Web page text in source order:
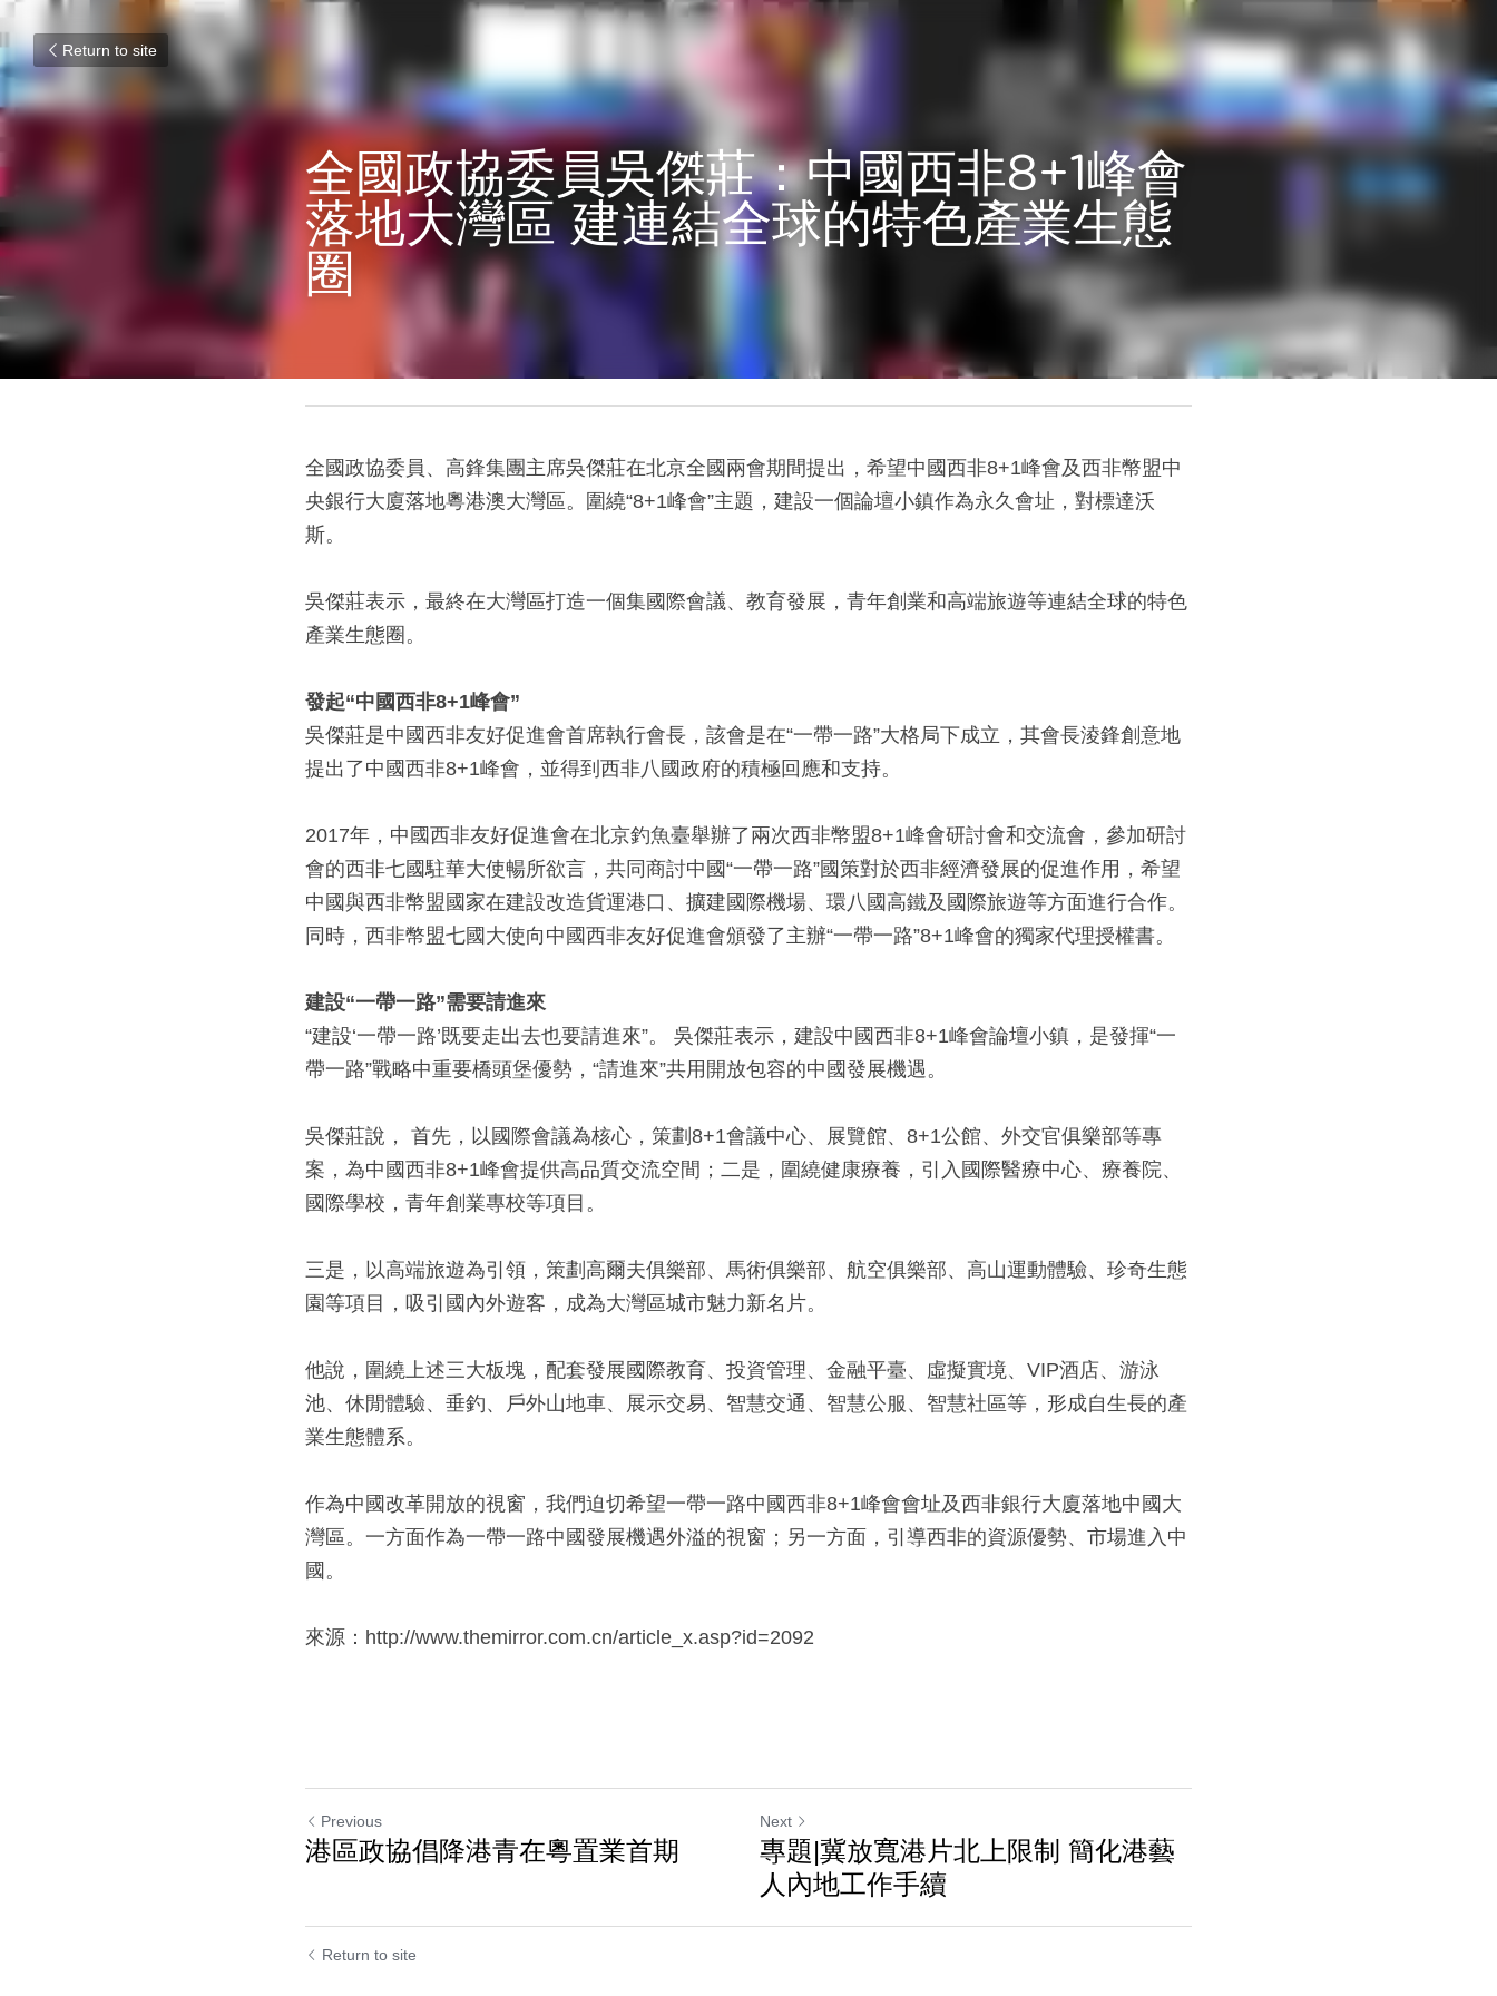
Return to site
全國政協委員吳傑莊：中國西非8+1峰會
落地大灣區 建連結全球的特色產業生態
圈
全國政協委員、高鋒集團主席吳傑莊在北京全國兩會期間提出，希望中國西非8+1峰會及西非幣盟中
央銀行大廈落地粵港澳大灣區。圍繞“8+1峰會”主題，建設一個論壇小鎮作為永久會址，對標達沃
斯。
吳傑莊表示，最終在大灣區打造一個集國際會議、教育發展，青年創業和高端旅遊等連結全球的特色
產業生態圈。
發起 中國西非8+1峰會
吳傑莊是中國西非友好促進會首席執行會長，該會是在“一帶一路”大格局下成立，其會長淩鋒創意地
提出了中國西非8+1峰會，並得到西非八國政府的積極回應和支持。
2017年，中國西非友好促進會在北京釣魚臺舉辦了兩次西非幣盟8+1峰會研討會和交流會，參加研討
會的西非七國駐華大使暢所欲言，共同商討中國“一帶一路”國策對於西非經濟發展的促進作用，希望
中國與西非幣盟國家在建設改造貨運港口、擴建國際機場、環八國高鐵及國際旅遊等方面進行合作。
同時，西非幣盟七國大使向中國西非友好促進會頒發了主辦“一帶一路”8+1峰會的獨家代理授權書。
建設“ 一帶一路 需要請進來
“建設‘一帶一路’既要走出去也要請進來”。 吳傑莊表示，建設中國西非8+1峰會論壇小鎮，是發揮“一
帶一路”戰略中重要橋頭堡優勢，“請進來”共用開放包容的中國發展機遇。
吳傑莊說， 首先，以國際會議為核心，策劃8+1會議中心、展覽館、8+1公館、外交官俱樂部等專
案，為中國西非8+1峰會提供高品質交流空間；二是，圍繞健康療養，引入國際醫療中心、療養院、
國際學校，青年創業專校等項目。
三是，以高端旅遊為引領，策劃高爾夫俱樂部、馬術俱樂部、航空俱樂部、高山運動體驗、珍奇生態
園等項目，吸引國內外遊客，成為大灣區城市魅力新名片。
他說，圍繞上述三大板塊，配套發展國際教育、投資管理、金融平臺、虛擬實境、VIP酒店、游泳
池、休閒體驗、垂釣、戶外山地車、展示交易、智慧交通、智慧公服、智慧社區等，形成自生長的產
業生態體系。
作為中國改革開放的視窗，我們迫切希望一帶一路中國西非8+1峰會會址及西非銀行大廈落地中國大
灣區。一方面作為一帶一路中國發展機遇外溢的視窗；另一方面，引導西非的資源優勢、市場進入中
國。
來源：http://www.themirror.com.cn/article_x.asp?id=2092
Previous
港區政協倡降港青在粵置業首期
Next
專題|冀放寬港片北上限制 簡化港藝
人內地工作手續